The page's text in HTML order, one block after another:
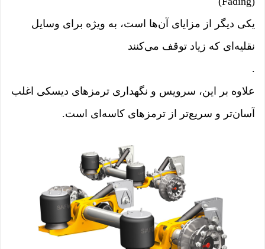
یکی دیگر از مزایای آن‌ها است، به ویژه برای وسایل
نقلیه‌ای که زیاد توقف می‌کنند
.
علاوه بر این، سرویس و نگهداری ترمزهای دیسکی اغلب
آسان‌تر و سریع‌تر از ترمزهای کاسه‌ای است.